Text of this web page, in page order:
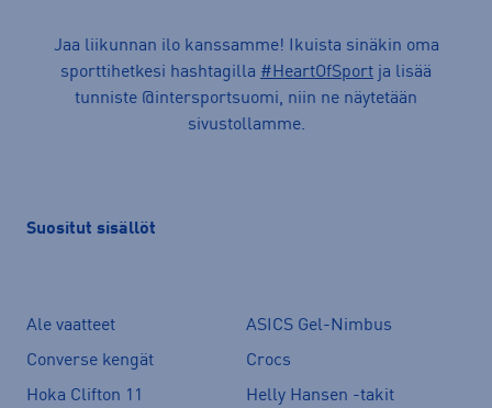
Jaa liikunnan ilo kanssamme! Ikuista sinäkin oma
sporttihetkesi hashtagilla #HeartOfSport ja lisää
tunniste @intersportsuomi, niin ne näytetään
sivustollamme.
Suositut sisällöt
Ale vaatteet
ASICS Gel-Nimbus
Converse kengät
Crocs
Hoka Clifton 11
Helly Hansen -takit